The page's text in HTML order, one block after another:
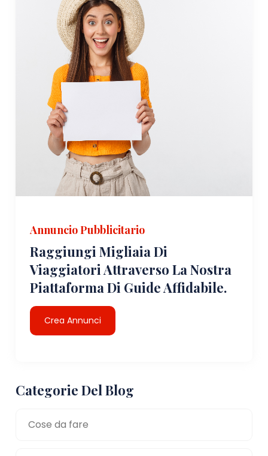
Annuncio Pubblicitario
Raggiungi Migliaia Di
Viaggiatori Attraverso La Nostra
Piattaforma Di Guide Affidabile.
Crea Annunci
Categorie Del Blog
Cose da fare